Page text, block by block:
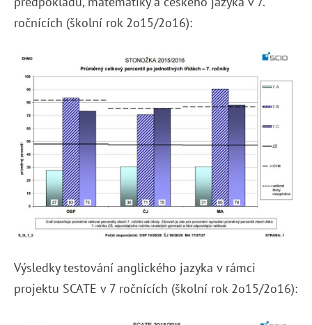
ročnících (školní rok 2o15/2o16):
Výsledky testování anglického jazyka v rámci
projektu SCATE v 7 ročnících (školní rok 2o15/2o16):